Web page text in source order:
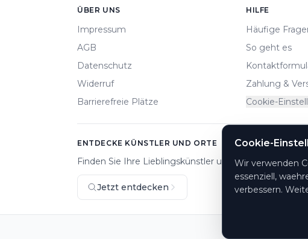
ÜBER UNS
Impressum
AGB
Datenschutz
Widerruf
Barrierefreie Plätze
HILFE
Häufige
So geht es
Zahlung &
Cookie-
ENTDECKE KÜNSTLER UND ORTE
Finden Sie Ihre Lieblingskünstler und
Jetzt entdecken
Cookie-
Wir verwenden
essenziell,
verbessern.